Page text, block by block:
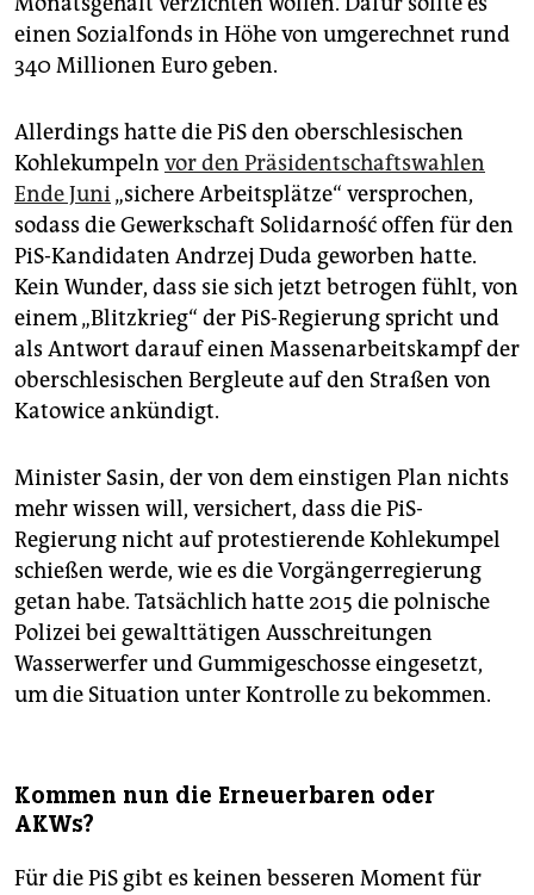
einen Sozialfonds in Höhe von umgerechnet rund
340 Millionen Euro geben.
Allerdings hatte die PiS den oberschlesischen
Kohlekumpeln vor den Präsidentschaftswahlen
Ende Juni„sichere Arbeitsplätze“ versprochen,
sodass die Gewerkschaft Solidarność offen für den
PiS-Kandidaten Andrzej Duda geworben hatte.
Kein Wunder, dass sie sich jetzt betrogen fühlt, von
einem „Blitzkrieg“ der PiS-Regierung spricht und
als Antwort darauf einen Massenarbeitskampf der
oberschlesischen Bergleute auf den Straßen von
Katowice ankündigt.
Minister Sasin, der von dem einstigen Plan nichts
mehr wissen will, versichert, dass die PiS-
Regierung nicht auf protestierende Kohlekumpel
schießen werde, wie es die Vorgängerregierung
getan habe. Tatsächlich hatte 2015 die polnische
Polizei bei gewalttätigen Ausschreitungen
Wasserwerfer und Gummigeschosse eingesetzt,
um die Situation unter Kontrolle zu bekommen.
Kommen nun die Erneuerbaren oder
AKWs?
Für die PiS gibt es keinen besseren Moment für